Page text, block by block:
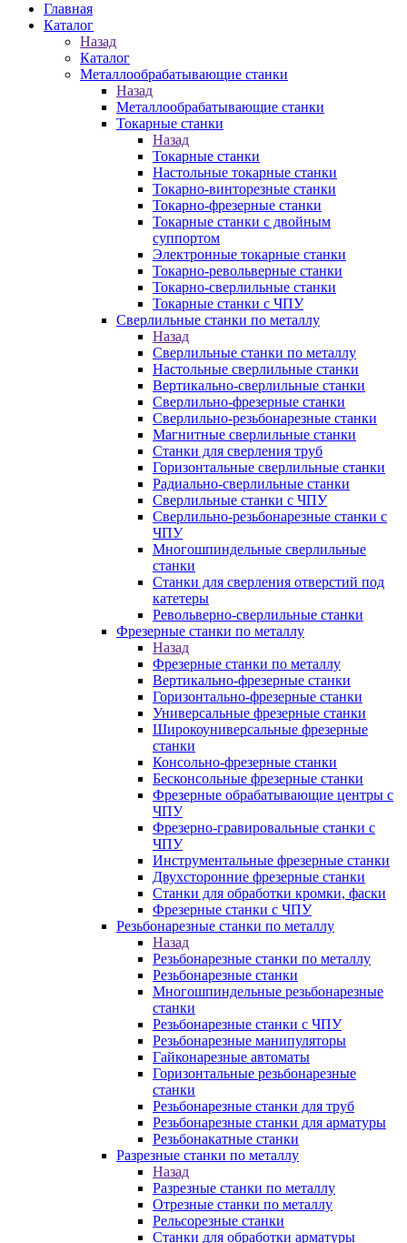
Главная
Каталог
Назад
Каталог
Металлообрабатывающие станки
Назад
Металлообрабатывающие станки
Токарные станки
Назад
Токарные станки
Настольные токарные станки
Токарно-винторезные станки
Токарно-фрезерные станки
Токарные станки с двойным
суппортом
Электронные токарные станки
Токарно-револьверные станки
Токарно-сверлильные станки
Токарные станки с ЧПУ
Сверлильные станки по металлу
Назад
Сверлильные станки по металлу
Настольные сверлильные станки
Вертикально-сверлильные станки
Сверлильно-фрезерные станки
Сверлильно-резьбонарезные станки
Магнитные сверлильные станки
Станки для сверления труб
Горизонтальные сверлильные станки
Радиально-сверлильные станки
Сверлильные станки с ЧПУ
Сверлильно-резьбонарезные станки с
ЧПУ
Многошпиндельные сверлильные
станки
Станки для сверления отверстий под
катетеры
Револьверно-сверлильные станки
Фрезерные станки по металлу
Назад
Фрезерные станки по металлу
Вертикально-фрезерные станки
Горизонтально-фрезерные станки
Универсальные фрезерные станки
Широкоуниверсальные фрезерные
станки
Консольно-фрезерные станки
Бесконсольные фрезерные станки
Фрезерные обрабатывающие центры с
ЧПУ
Фрезерно-гравировальные станки с
ЧПУ
Инструментальные фрезерные станки
Двухсторонние фрезерные станки
Станки для обработки кромки, фаски
Фрезерные станки с ЧПУ
Резьбонарезные станки по металлу
Назад
Резьбонарезные станки по металлу
Резьбонарезные станки
Многошпиндельные резьбонарезные
станки
Резьбонарезные станки с ЧПУ
Резьбонарезные манипуляторы
Гайконарезные автоматы
Горизонтальные резьбонарезные
станки
Резьбонарезные станки для труб
Резьбонарезные станки для арматуры
Резьбонакатные станки
Разрезные станки по металлу
Назад
Разрезные станки по металлу
Отрезные станки по металлу
Рельсорезные станки
Станки для обработки арматуры